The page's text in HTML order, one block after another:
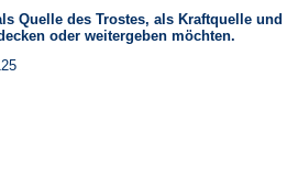
Quelle des Trostes, als Kraftquelle und
oder weitergeben möchten.